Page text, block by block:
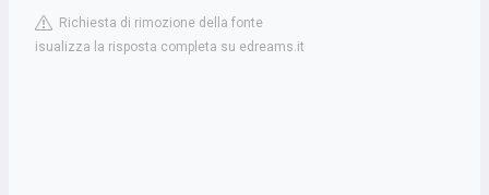
Richiesta di rimozione della fonte
isualizza la risposta completa su edreams.it